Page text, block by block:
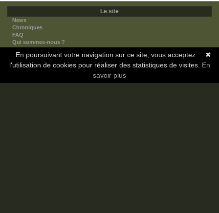
Le site
News
Chroniques
FAQ
Qui sommes-nous ?
Nos partenaires
Faites-nous connaitre
Nous contacter
✖
En poursuivant votre navigation sur ce site, vous acceptez
l'utilisation de cookies pour réaliser des statistiques de visites. En
savoir plus